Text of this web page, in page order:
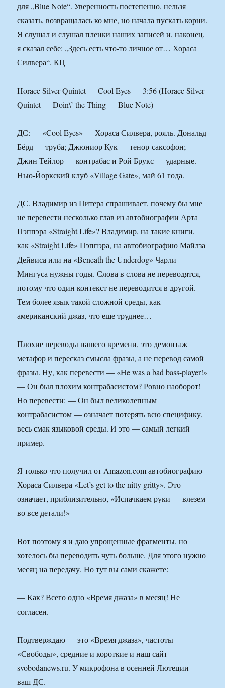
для „Blue Note“. Уверенность постепенно, нельзя
сказать, возвращалась ко мне, но начала пускать корни.
Я слушал и слушал пленки наших записей и, наконец,
я сказал себе: „Здесь есть что-то личное от… Хораса
Силвера“. КЦ
Horace Silver Quintet — Cool Eyes — 3:56 (Horace Silver
Quintet — Doin\’ the Thing — Blue Note)
ДС: — «Cool Eyes» — Хораса Силвера, рояль. Дональд
Бёрд — труба; Джюниор Кук — тенор-саксофон;
Джин Тейлор — контрабас и Рой Брукс — ударные.
Нью-Йоркский клуб «Village Gate», май 61 года.
ДС. Владимир из Питера спрашивает, почему бы мне
не перевести несколько глав из автобиографии Арта
Пэппэра «Straight Life»? Владимир, на такие книги,
как «Straight Life» Пэппэра, на автобиографию Майлза
Дейвиса или на «Beneath the Underdog» Чарли
Мингуса нужны годы. Слова в слова не переводятся,
потому что один контекст не переводится в другой.
Тем более язык такой сложной среды, как
американский джаз, что еще труднее…
Плохие переводы нашего времени, это демонтаж
метафор и пересказ смысла фразы, а не перевод самой
фразы. Ну, как перевести — «He was a bad bass-player!»
— Он был плохим контрабасистом? Ровно наоборот!
Но перевести: — Он был великолепным
контрабасистом — означает потерять всю специфику,
весь смак языковой среды. И это — самый легкий
пример.
Я только что получил от Amazon.com автобиографию
Хораса Силвера «Let’s get to the nitty gritty». Это
означает, приблизительно, «Испачкаем руки — влезем
во все детали!»
Вот поэтому я и даю упрощенные фрагменты, но
хотелось бы переводить чуть больше. Для этого нужно
месяц на передачу. Но тут вы сами скажете:
— Как? Всего одно «Время джаза» в месяц! Не
согласен.
Подтверждаю — это «Время джаза», частоты
«Свободы», средние и короткие и наш сайт
svobodanews.ru. У микрофона в осенней Лютеции —
ваш ДС.